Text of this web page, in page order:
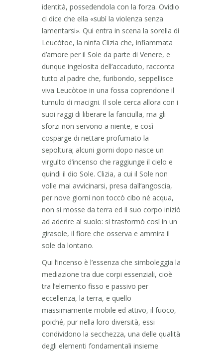
identità, possedendola con la forza. Ovidio
ci dice che ella «subì la violenza senza
lamentarsi». Qui entra in scena la sorella di
Leucòtoe, la ninfa Clizia che, infiammata
d’amore per il Sole da parte di Venere, e
dunque ingelosita dell’accaduto, racconta
tutto al padre che, furibondo, seppellisce
viva Leucòtoe in una fossa coprendone il
tumulo di macigni. Il sole cerca allora con i
suoi raggi di liberare la fanciulla, ma gli
sforzi non servono a niente, e così
cosparge di nettare profumato la
sepoltura; alcuni giorni dopo nasce un
virgulto d’incenso che raggiunge il cielo e
quindi il dio Sole. Clizia, a cui il Sole non
volle mai avvicinarsi, presa dall’angoscia,
per nove giorni non toccò cibo né acqua,
non si mosse da terra ed il suo corpo iniziò
ad aderire al suolo: si trasformò così in un
girasole, il fiore che osserva e ammira il
sole da lontano.
Qui l’incenso è l’essenza che simboleggia la
mediazione tra due corpi essenziali, cioè
tra l’elemento fisso e passivo per
eccellenza, la terra, e quello
massimamente mobile ed attivo, il fuoco,
poiché, pur nella loro diversità, essi
condividono la secchezza, una delle qualità
degli elementi fondamentali insieme